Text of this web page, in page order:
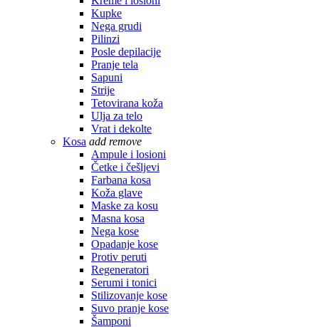
Kupke
Nega grudi
Pilinzi
Posle depilacije
Pranje tela
Sapuni
Strije
Tetovirana koža
Ulja za telo
Vrat i dekolte
Kosa add remove
Ampule i losioni
Četke i češljevi
Farbana kosa
Koža glave
Maske za kosu
Masna kosa
Nega kose
Opadanje kose
Protiv peruti
Regeneratori
Serumi i tonici
Stilizovanje kose
Suvo pranje kose
Šamponi